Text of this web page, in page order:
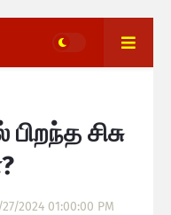
சிசு
2024 01:00:00 PM